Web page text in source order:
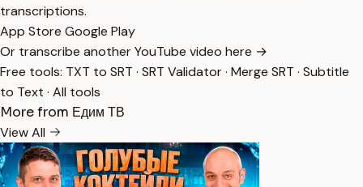
transcriptions.
App Store Google Play
Or transcribe another YouTube video here →
Free tools: TXT to SRT · SRT Validator· Merge SRT · Subtitle
to Text · All tools
More from Едим ТВ
View All